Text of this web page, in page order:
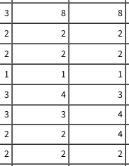
3 8
8
2 2
2
2 2
2
1 1
1
3 4
3
3 3
4
2 2
4
2 2
2